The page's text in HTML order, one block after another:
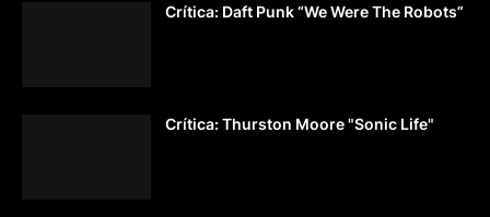
Crítica: Daft Punk “We Were The Robots”
Crítica: Thurston Moore "Sonic Life"